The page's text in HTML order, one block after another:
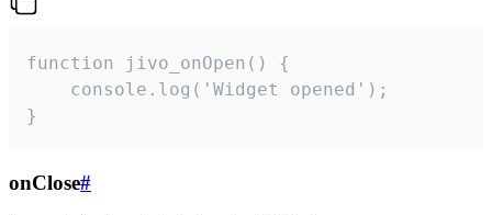
function jivo_onOpen() {
    console.log('Widget opened');
}
onClose#